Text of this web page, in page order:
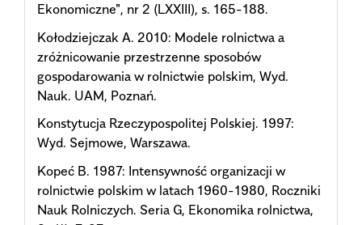
Ekonomiczne", nr 2 (LXXIII), s. 165-188.
Kołodziejczak A. 2010: Modele rolnictwa a
zróżnicowanie przestrzenne sposobów
gospodarowania w rolnictwie polskim, Wyd.
Nauk. UAM, Poznań.
Konstytucja Rzeczypospolitej Polskiej. 1997:
Wyd. Sejmowe, Warszawa.
Kopeć B. 1987: Intensywność organizacji w
rolnictwie polskim w latach 1960-1980, Roczniki
Nauk Rolniczych. Seria G, Ekonomika rolnictwa,